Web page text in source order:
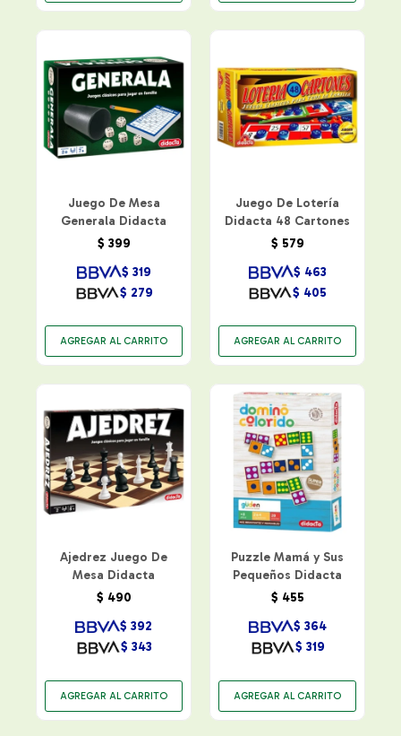
Juego De Mesa
Generala Didacta
$ 399
$ 279
$ 319
Juego De Lotería
Didacta 48 Cartones
$ 579
$ 405
$ 463
Ajedrez Juego De
Mesa Didacta
$ 490
$ 343
$ 392
Puzzle Mamá y Sus
Pequeños Didacta
$ 455
$ 319
$ 364